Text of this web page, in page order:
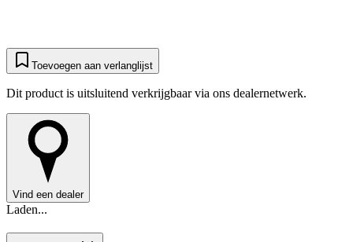
Toevoegen aan verlanglijst
Dit product is uitsluitend verkrijgbaar via ons dealernetwerk.
Vind een dealer
Laden...